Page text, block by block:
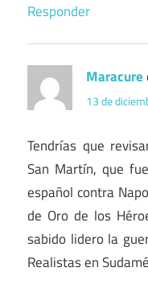
Responder
Maracure
13 de
Tendrías que
San Martín, que
español contra
de Oro de los
sabido lidero la
Realistas en